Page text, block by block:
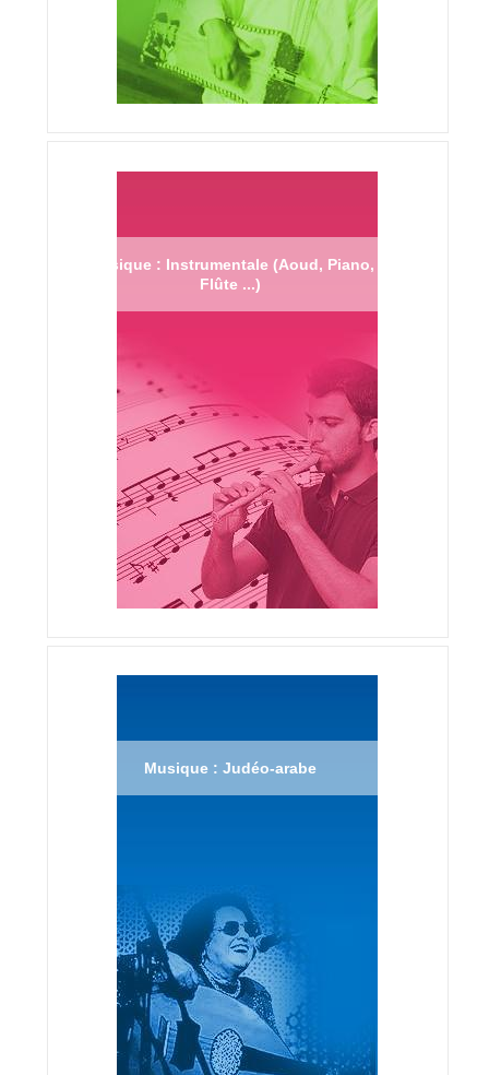
Musique : Instrumentale (Aoud, Piano,
Flûte ...)
Musique : Judéo-arabe